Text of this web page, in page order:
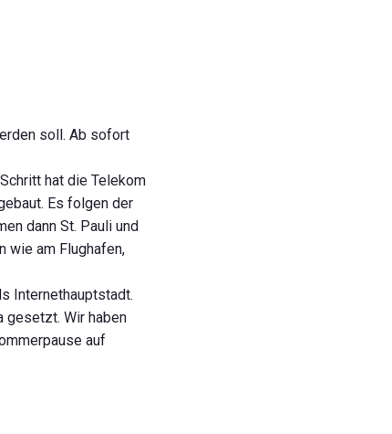
soll. Ab sofort
hat die Telekom
Es folgen der
dann St. Pauli und
wie am Flughafen,
Internethauptstadt.
gesetzt. Wir haben
auf